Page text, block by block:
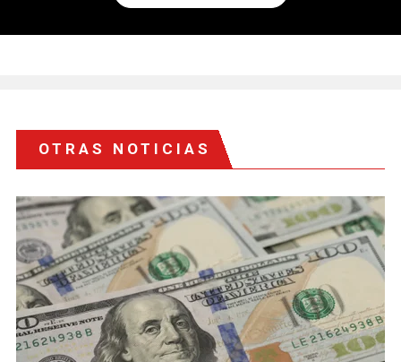
OTRAS NOTICIAS